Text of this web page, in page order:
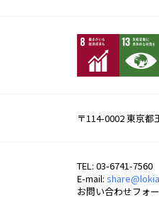
〒114-0002 東京
TEL: 03-6741-7560
E-mail:
お問い合わせフォ